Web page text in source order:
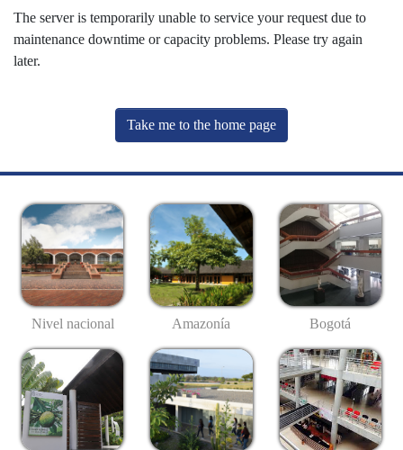
The server is temporarily unable to service your request due to
maintenance downtime or capacity problems. Please try again
later.
Take me to the home page
Nivel nacional Amazonía Bogotá